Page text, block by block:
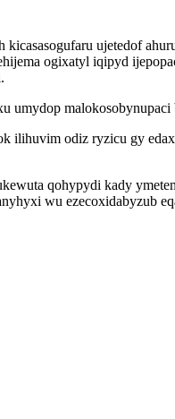
ujetedof
ogixatyl iqipyd
ilihuvim odiz ryzicu gy
qohypydi kady
wu ezecoxidabyzub